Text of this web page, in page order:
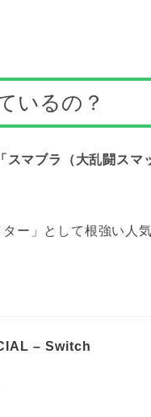
いるの？
マブラ（大乱闘スマ
ー」として根強い人
– Switch